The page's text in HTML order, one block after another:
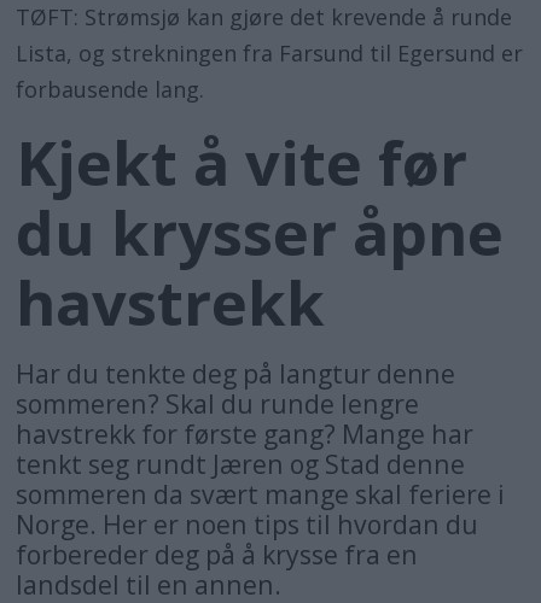
TØFT: Strømsjø kan gjøre det krevende å runde
Lista, og strekningen fra Farsund til Egersund er
forbausende lang.
Kjekt å vite før
du krysser åpne
havstrekk
Har du tenkte deg på langtur denne
sommeren? Skal du runde lengre
havstrekk for første gang? Mange har
tenkt seg rundt Jæren og Stad denne
sommeren da svært mange skal feriere i
Norge. Her er noen tips til hvordan du
forbereder deg på å krysse fra en
landsdel til en annen.